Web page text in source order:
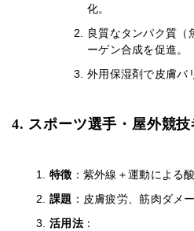
化。
良質なタンパク質（
ーゲン合成を促進。
外用保湿剤で皮膚バ
4. スポーツ選手・屋外競技
特徴 ：紫外線＋運動による
課題 ：皮膚疲労、筋肉ダメ
活用法：